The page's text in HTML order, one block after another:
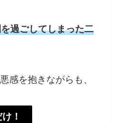
過ごしてしまった二
感を抱きながらも、
！